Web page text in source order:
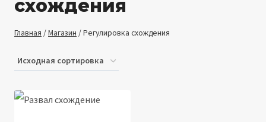
схождения
Главная /Магазин /Регулировка схождения